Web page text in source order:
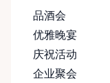
品酒会
优雅晚宴
庆祝活动
企业聚会